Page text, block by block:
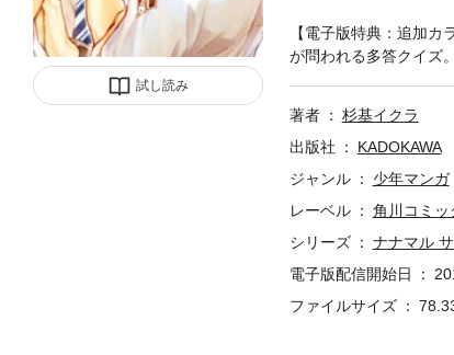
試し読み
【電子版特典：追加
が問われる多答クイズ
著者
杉基イクラ
出版社
KADOKAWA
ジャンル
少年マンガ
レーベル
角川コミッ
シリーズ
ナナマル
電子版配信開始日
ファイルサイズ